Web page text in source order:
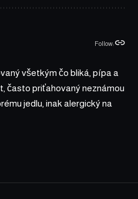
Follow:
všetkým čo bliká, pípa a
často priťahovaný neznámou
jedlu, inak alergický na